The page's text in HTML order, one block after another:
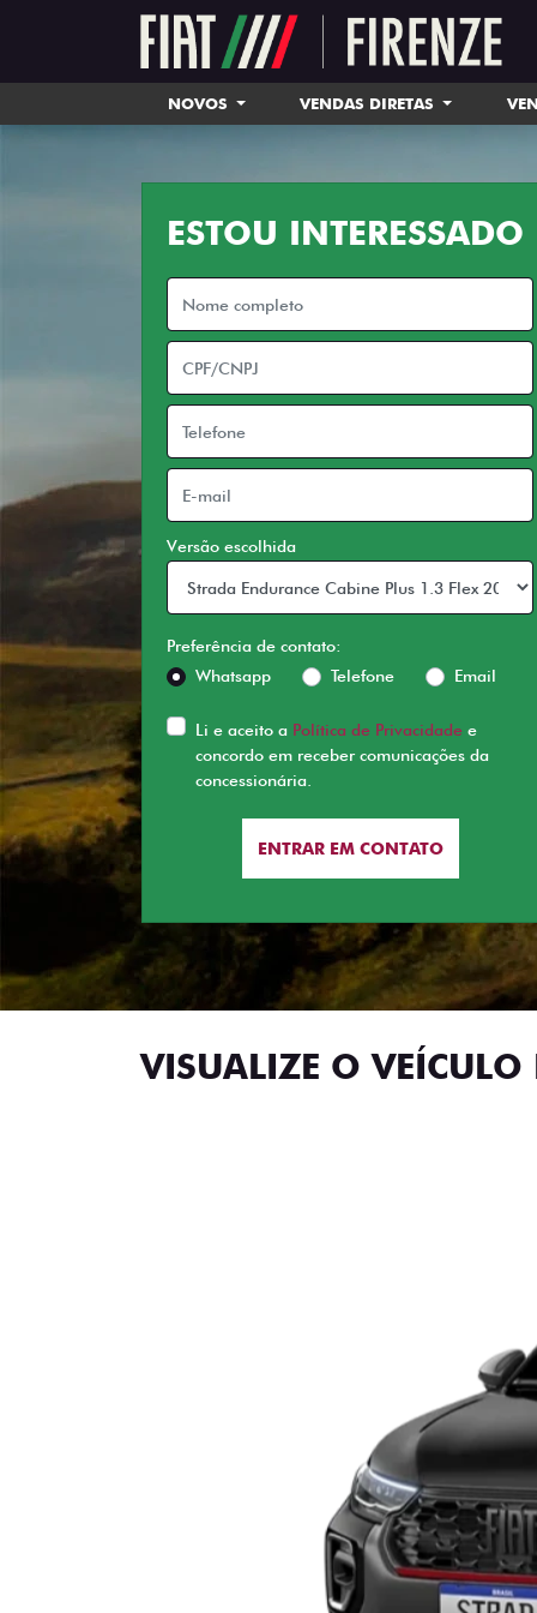
NOVOS VENDAS DIRETAS
ESTOU INTERESSADO
Versão escolhida
Preferência de contato:
Whatsapp
Telefone Email
Li e aceito a Política de Privacidade e
concordo em receber comunicações da
concessionária.
ENTRAR EM CONTATO
VISUALIZE O VEÍCULO